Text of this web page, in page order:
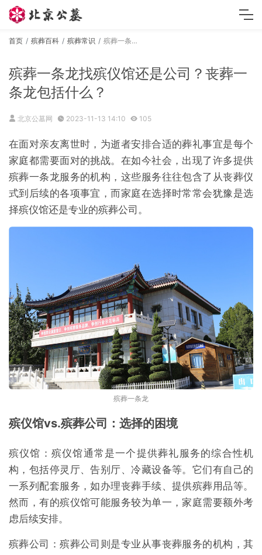
首页 殡葬百科 殡葬常识 殡葬一条龙找殡仪馆还是公司？丧葬一条龙包括什么？
殡葬一条龙找殡仪馆还是公司？丧葬一
条龙包括什么？
北京公墓网 2023-11-13 14:10 105
在面对亲友离世时，为逝者安排合适的葬礼事宜是每个
家庭都需要面对的挑战。在如今社会，出现了许多提供
殡葬一条龙服务的机构，这些服务往往包含了从丧葬仪
式到后续的各项事宜，而家庭在选择时常常会犹豫是选
择殡仪馆还是专业的殡葬公司。
殡葬一条龙
殡仪馆vs.殡葬公司：选择的困境
殡仪馆：殡仪馆通常是一个提供葬礼服务的综合性机
构，包括停灵厅、告别厅、冷藏设备等。它们有自己的
一系列配套服务，如办理丧葬手续、提供殡葬用品等。
然而，有的殡仪馆可能服务较为单一，家庭需要额外考
虑后续安排。
殡葬公司：殡葬公司则是专业从事丧葬服务的机构，其